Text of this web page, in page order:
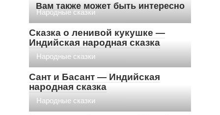
Вам также может быть интересно
Народные сказки
Сказка о ленивой кукушке —
Индийская народная сказка
Народные сказки
Сант и Басант — Индийская
народная сказка
Народные сказки